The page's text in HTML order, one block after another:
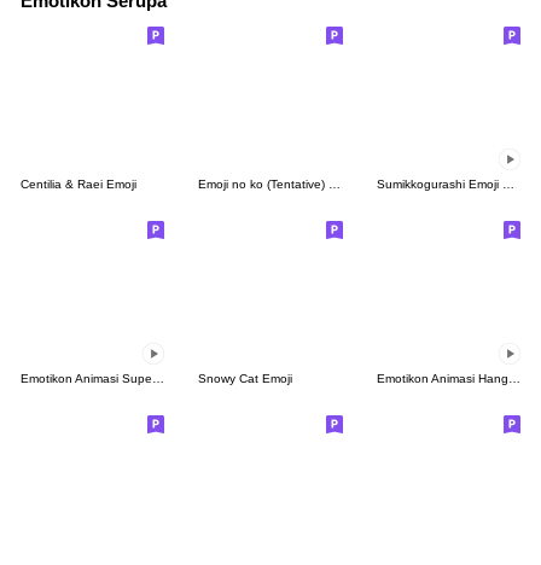
Centilia & Raei Emoji
Emotikon Animasi Super Gemas Snoopy Snowy Cat Emoji Emotikon Animasi Hangyodon